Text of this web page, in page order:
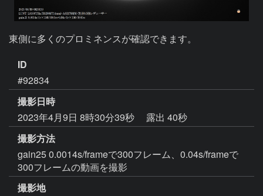
東側に多くのプロミネンスが確認できます。
ID
#92834
撮影日時
2023年4月9日 8時30分39秒
露出 40秒
撮影方法
gain25 0.0014s/frameで300フレーム、0.04s/frameで
300フレームの動画を撮影
撮影地